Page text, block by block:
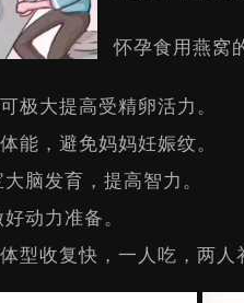
怀孕食用燕窝
极大提高受精卵活力。
能，避免妈妈妊娠纹。
脑发育，提高智力。
动力准备。
型收复快，一人吃，两人